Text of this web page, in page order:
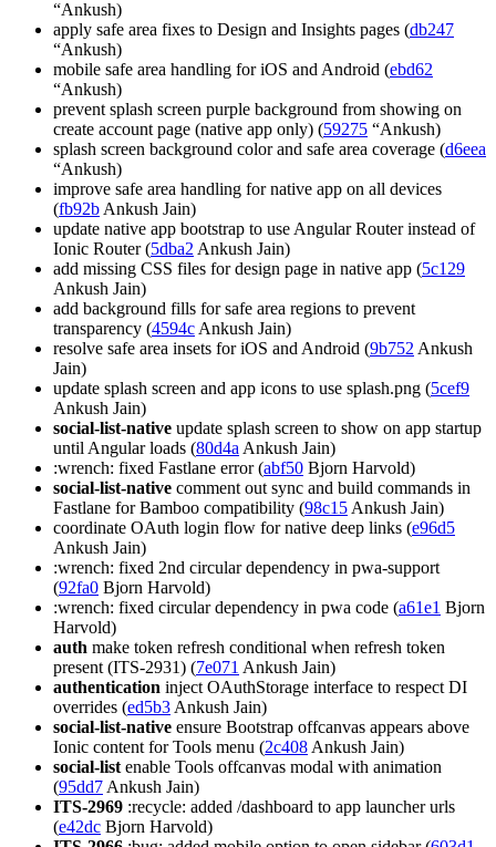
“Ankush)
apply safe area fixes to Design and Insights pages (db247
“Ankush)
mobile safe area handling for iOS and Android (ebd62
“Ankush)
prevent splash screen purple background from showing on
create account page (native app only) (59275 “Ankush)
splash screen background color and safe area coverage (d6eea
“Ankush)
improve safe area handling for native app on all devices
(fb92b Ankush Jain)
update native app bootstrap to use Angular Router instead of
Ionic Router (5dba2 Ankush Jain)
add missing CSS files for design page in native app (5c129
Ankush Jain)
add background fills for safe area regions to prevent
transparency (4594c Ankush Jain)
resolve safe area insets for iOS and Android (9b752 Ankush
Jain)
update splash screen and app icons to use splash.png (5cef9
Ankush Jain)
social-list-native update splash screen to show on app startup
until Angular loads (80d4a Ankush Jain)
:wrench: fixed Fastlane error (abf50 Bjorn Harvold)
social-list-native comment out sync and build commands in
Fastlane for Bamboo compatibility (98c15 Ankush Jain)
coordinate OAuth login flow for native deep links (e96d5
Ankush Jain)
:wrench: fixed 2nd circular dependency in pwa-support
(92fa0 Bjorn Harvold)
:wrench: fixed circular dependency in pwa code (a61e1 Bjorn
Harvold)
auth make token refresh conditional when refresh token
present (ITS-2931) (7e071 Ankush Jain)
authentication inject OAuthStorage interface to respect DI
overrides (ed5b3 Ankush Jain)
social-list-native ensure Bootstrap offcanvas appears above
Ionic content for Tools menu (2c408 Ankush Jain)
social-list enable Tools offcanvas modal with animation
(95dd7 Ankush Jain)
ITS-2969 :recycle: added /dashboard to app launcher urls
(e42dc Bjorn Harvold)